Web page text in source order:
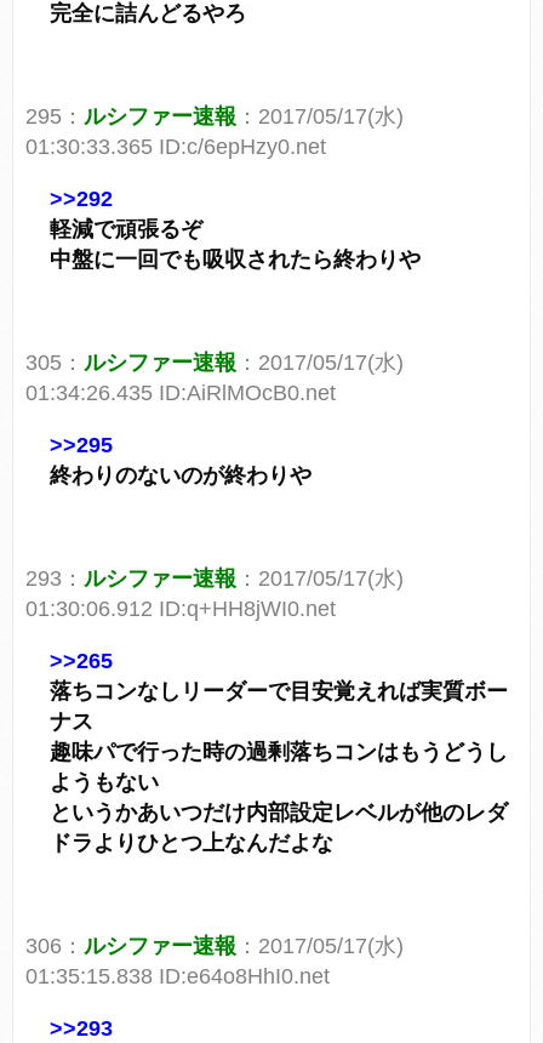
完全に詰んどるやろ
295： ルシファー速報 ：2017/05/17(水)
01:30:33.365 ID:c/6epHzy0.net
>>292
軽減で頑張るぞ
中盤に一回でも吸収されたら終わりや
305： ルシファー速報 ：2017/05/17(水)
01:34:26.435 ID:AiRlMOcB0.net
>>295
終わりのないのが終わりや
293： ルシファー速報 ：2017/05/17(水)
01:30:06.912 ID:q+HH8jWI0.net
>>265
落ちコンなしリーダーで目安覚えれば実質ボー
ナス
趣味パで行った時の過剰落ちコンはもうどうし
ようもない
というかあいつだけ内部設定レベルが他のレダ
ドラよりひとつ上なんだよな
306： ルシファー速報 ：2017/05/17(水)
01:35:15.838 ID:e64o8HhI0.net
>>293